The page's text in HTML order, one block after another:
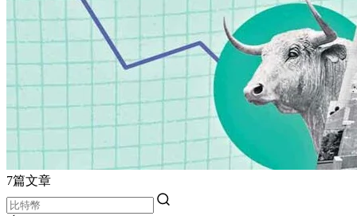
7篇文章